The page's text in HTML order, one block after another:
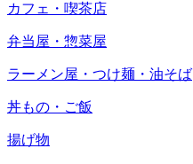
カフェ・喫茶店
弁当屋・惣菜屋
ラーメン屋・つけ麺・油そば
丼もの・ご飯
揚げ物